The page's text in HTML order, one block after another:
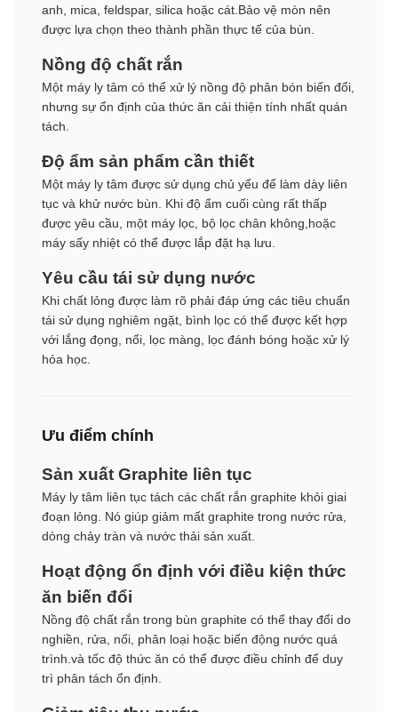
anh, mica, feldspar, silica hoặc cát.Bảo vệ mòn nên
được lựa chọn theo thành phần thực tế của bùn.
Nồng độ chất rắn
Một máy ly tâm có thể xử lý nồng độ phân bón biến đổi,
nhưng sự ổn định của thức ăn cải thiện tính nhất quán
tách.
Độ ẩm sản phẩm cần thiết
Một máy ly tâm được sử dụng chủ yếu để làm dày liên
tục và khử nước bùn. Khi độ ẩm cuối cùng rất thấp
được yêu cầu, một máy lọc, bộ lọc chân không,hoặc
máy sấy nhiệt có thể được lắp đặt hạ lưu.
Yêu cầu tái sử dụng nước
Khi chất lỏng được làm rõ phải đáp ứng các tiêu chuẩn
tái sử dụng nghiêm ngặt, bình lọc có thể được kết hợp
với lắng đọng, nổi, lọc màng, lọc đánh bóng hoặc xử lý
hóa học.
Ưu điểm chính
Sản xuất Graphite liên tục
Máy ly tâm liên tục tách các chất rắn graphite khỏi giai
đoạn lỏng. Nó giúp giảm mất graphite trong nước rửa,
dòng chảy tràn và nước thải sản xuất.
Hoạt động ổn định với điều kiện thức
ăn biến đổi
Nồng độ chất rắn trong bùn graphite có thể thay đổi do
nghiền, rửa, nổi, phân loại hoặc biến động nước quá
trình.và tốc độ thức ăn có thể được điều chỉnh để duy
trì phân tách ổn định.